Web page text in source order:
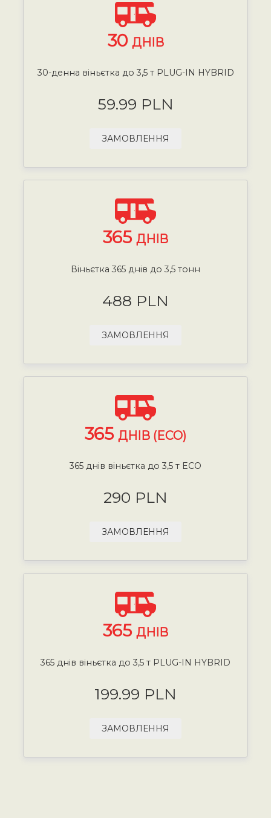
30 ДНІВ
30-денна віньєтка до 3,5 т PLUG-IN HYBRID
59.99 PLN
ЗАМОВЛЕННЯ
365 ДНІВ
Віньєтка 365 днів до 3,5 тонн
488 PLN
ЗАМОВЛЕННЯ
365 ДНІВ (ECO)
365 днів віньєтка до 3,5 т ECO
290 PLN
ЗАМОВЛЕННЯ
365 ДНІВ
365 днів віньєтка до 3,5 т PLUG-IN HYBRID
199.99 PLN
ЗАМОВЛЕННЯ